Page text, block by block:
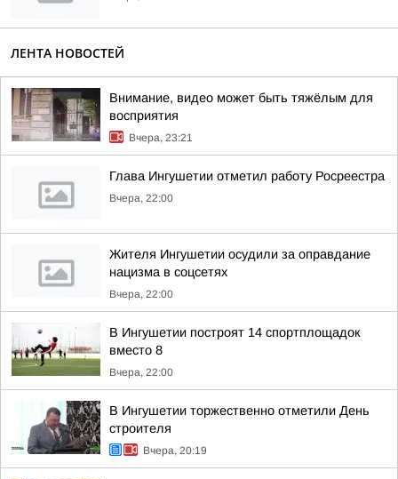
ЛЕНТА НОВОСТЕЙ
Внимание, видео может быть тяжёлым для
восприятия
Вчера, 23:21
Глава Ингушетии отметил работу Росреестра
Вчера, 22:00
Жителя Ингушетии осудили за оправдание
нацизма в соцсетях
Вчера, 22:00
В Ингушетии построят 14 спортплощадок
вместо 8
Вчера, 22:00
В Ингушетии торжественно отметили День
строителя
Вчера, 20:19